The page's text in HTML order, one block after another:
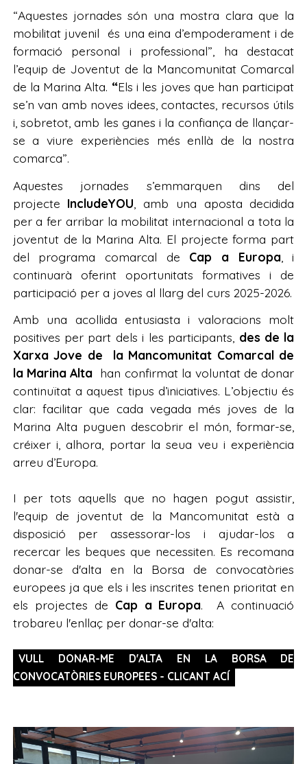
“Aquestes jornades són una mostra clara que la
mobilitat juvenil és una eina d’empoderament i de
formació personal i professional”, ha destacat
l’equip de Joventut de la Mancomunitat Comarcal
de la Marina Alta. “Els i les joves que han participat
se’n van amb noves idees, contactes, recursos útils
i, sobretot, amb les ganes i la confiança de llançar-
se a viure experiències més enllà de la nostra
comarca”.
Aquestes jornades s’emmarquen dins del
projecte IncludeYOU , amb una aposta decidida
per a fer arribar la mobilitat internacional a tota la
joventut de la Marina Alta. El projecte forma part
del programa comarcal de Cap a Europa, i
continuarà oferint oportunitats formatives i de
participació per a joves al llarg del curs 2025-2026.
Amb una acollida entusiasta i valoracions molt
positives per part dels i les participants, des de la
Xarxa Jove de la Mancomunitat Comarcal de
la Marina Alta han confirmat la voluntat de donar
continuïtat a aquest tipus d’iniciatives. L’objectiu és
clar: facilitar que cada vegada més joves de la
Marina Alta puguen descobrir el món, formar-se,
créixer i, alhora, portar la seua veu i experiència
arreu d’Europa.
I per tots aquells que no hagen pogut assistir,
l'equip de joventut de la Mancomunitat està a
disposició per assessorar-los i ajudar-los a
recercar les beques que necessiten. Es recomana
donar-se d'alta en la Borsa de convocatòries
europees ja que els i les inscrites tenen prioritat en
els projectes de Cap a Europa. A continuació
trobareu l'enllaç per donar-se d'alta:
VULL DONAR-ME D'ALTA EN LA BORSA DE
CONVOCATÒRIES EUROPEES - CLICANT ACÍ